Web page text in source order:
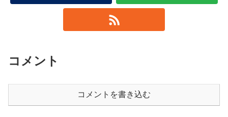
コメント
コメントを書き込む